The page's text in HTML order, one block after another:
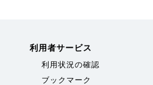
利用者サービス
利用状況の確認
ブックマーク